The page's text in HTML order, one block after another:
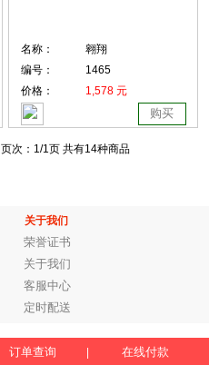
名称：
翱翔
编号：
1465
价格：
1,578 元
购买
页次： 1/1页 共有14种商品
关于我们
荣誉证书
关于我们
客服中心
定时配送
订单查询 在线付款